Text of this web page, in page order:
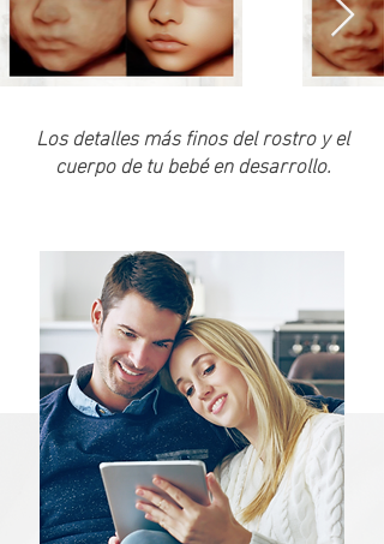
Los detalles más finos del rostro y el
cuerpo de tu bebé en desarrollo.